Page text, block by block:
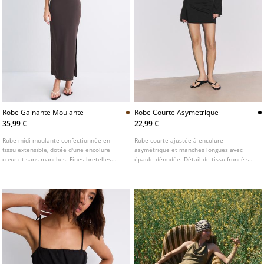
Robe Gainante Moulante
35,99 €
Robe midi moulante confectionnée en
tissu extensible, dotée d'une encolure
cœur et sans manches. Fines bretelles.
Robe Courte Asymetrique
22,99 €
Robe courte ajustée à encolure
asymétrique et manches longues avec
épaule dénudée. Détail de tissu froncé sur